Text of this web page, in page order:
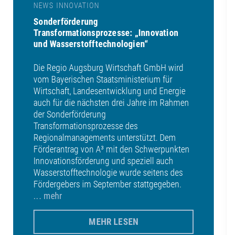
NEWS INNOVATION
Sonderförderung
Transformationsprozesse: „Innovation
und Wasserstofftechnologien“
Die Regio Augsburg Wirtschaft GmbH wird
vom Bayerischen Staatsministerium für
Wirtschaft, Landesentwicklung und Energie
auch für die nächsten drei Jahre im Rahmen
der Sonderförderung
Transformationsprozesse des
Regionalmanagements unterstützt. Dem
Förderantrag von A³ mit den Schwerpunkten
Innovationsförderung und speziell auch
Wasserstofftechnologie wurde seitens des
Fördergebers im September stattgegeben.
... mehr
MEHR LESEN